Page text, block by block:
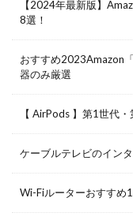
【2024年最新版】
8選！
おすすめ2023Amazon
器のみ厳選
【 AirPods 】第1世代
ケーブルテレビのイン
Wi-Fiルーターおすすめ